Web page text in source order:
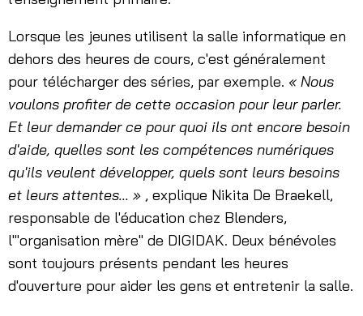
Lorsque les jeunes utilisent la salle informatique en
dehors des heures de cours, c'est généralement
pour télécharger des séries, par exemple. « Nous
voulons profiter de cette occasion pour leur parler.
Et leur demander ce pour quoi ils ont encore besoin
d'aide, quelles sont les compétences numériques
qu'ils veulent développer, quels sont leurs besoins
et leurs attentes... » , explique Nikita De Braekell,
responsable de l'éducation chez Blenders,
l'"organisation mère" de DIGIDAK. Deux bénévoles
sont toujours présents pendant les heures
d'ouverture pour aider les gens et entretenir la salle.